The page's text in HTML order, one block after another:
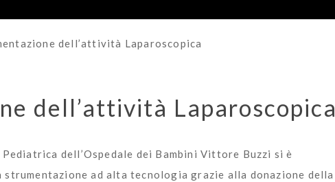
dell’attività Laparoscopica
dell’attività Laparoscopica
dell’Ospedale dei Bambini Vittore Buzzi si è
ad alta tecnologia grazie alla donazione della